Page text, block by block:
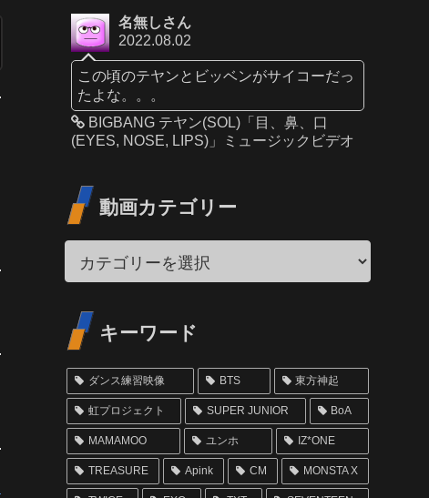
名無しさん
2022.08.02
この頃のテヤンとビッベンがサイコーだっ
たよな。。。
BIGBANG テヤン(SOL)「目、鼻、口
(EYES, NOSE, LIPS)」ミュージックビデオ
動画カテゴリー
キーワード
ダンス練習映像 BTS 東方神起
虹プロジェクト SUPER JUNIOR BoA
MAMAMOO ユンホ IZ*ONE
TREASURE Apink CM MONSTA X